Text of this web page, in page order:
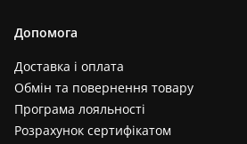
Допомога
Доставка і оплата
Обмін та повернення товару
Програма лояльності
Розрахунок сертифікатом